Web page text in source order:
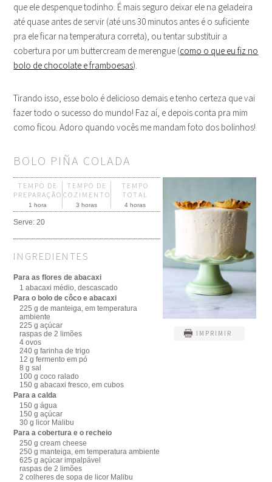
que ele despenque todinho. É mais seguro deixar ele na geladeira
até quase antes de servir (até uns 30 minutos antes é o suficiente
pra ele ficar na temperatura correta), ou tentar substituir a
cobertura por um buttercream de merengue (como o que eu fiz no
bolo de chocolate e framboesas).
Tirando isso, esse bolo é delicioso demais e tenho certeza que vai
fazer todo o sucesso do mundo! Faz aí, e depois conta pra mim
como ficou. Adoro quando vocês me mandam foto dos bolinhos!
BOLO PIÑA COLADA
IMPRIMIR
TEMPO DE
PREPARAÇÃO
1 hora
TEMPO DE
COZIMENTO
3 horas
TEMPO
TOTAL
4 horas
Serve:20
INGREDIENTES
Para as flores de abacaxi
1 abacaxi médio, descascado
Para o bolo de côco e abacaxi
225 g de manteiga, em temperatura
ambiente
225 g açúcar
raspas de 2 limões
4 ovos
240 g farinha de trigo
12 g fermento em pó
8 g sal
100 g coco ralado
150 g abacaxi fresco, em cubos
Para a calda
150 g água
150 g açúcar
30 g licor Malibu
Para a cobertura e o recheio
250 g cream cheese
250 g manteiga, em temperatura ambiente
625 g açúcar impalpável
raspas de 2 limões
2 colheres de sopa de licor Malibu